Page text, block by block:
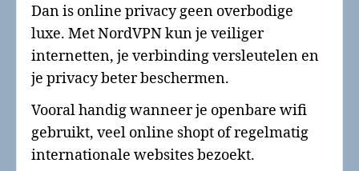
Dan is online privacy geen overbodige
luxe. Met NordVPN kun je veiliger
internetten, je verbinding versleutelen en
je privacy beter beschermen.
Vooral handig wanneer je openbare wifi
gebruikt, veel online shopt of regelmatig
internationale websites bezoekt.